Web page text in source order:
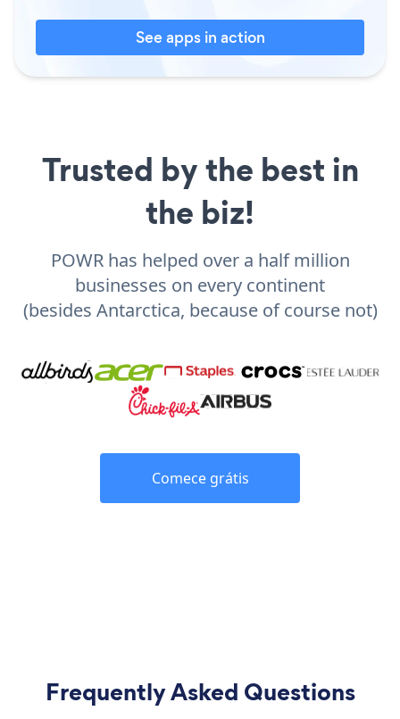
See apps in action
Trusted by the best in
the biz!
POWR has helped over a half million
businesses on every continent
(besides Antarctica, because of course not)
Comece grátis
Frequently Asked Questions